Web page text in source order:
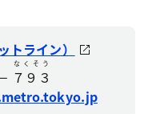
トライン）
７９３
なくそう